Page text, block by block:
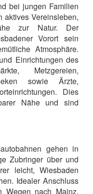
bei jungen Familien
aktives Vereinsleben,
zur Natur. Der
Vorort sein
Atmosphäre.
Einrichtungen des
Metzgereien,
sowie Ärzte,
Dies
Nähe und sind
gehen in
Zubringer über und
leicht, Wiesbaden
Idealer Anschluss
Wegen nach Mainz,